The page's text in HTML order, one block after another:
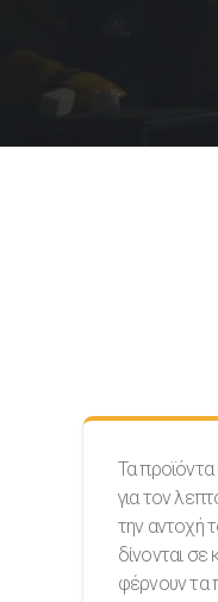
Τα
για τον
την αντοχή
δίνονται
φέρνουν τα